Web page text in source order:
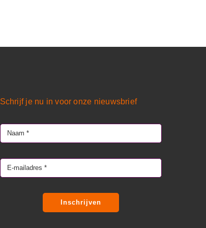
Schrijf je nu in voor onze nieuwsbrief
Inschrijven